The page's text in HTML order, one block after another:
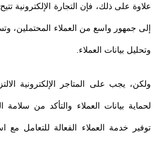
علاوة على ذلك، فإن التجارة الإلكترونية
إلى جمهور واسع من العملاء المحتملين،
وتحليل بيانات العملاء.
ولكن، يجب على المتاجر الإلكترونية
لحماية بيانات العملاء والتأكد من سلامة
توفير خدمة العملاء الفعالة للتعامل مع